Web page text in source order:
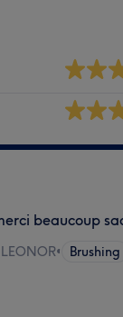
beaucoup
• Brushing